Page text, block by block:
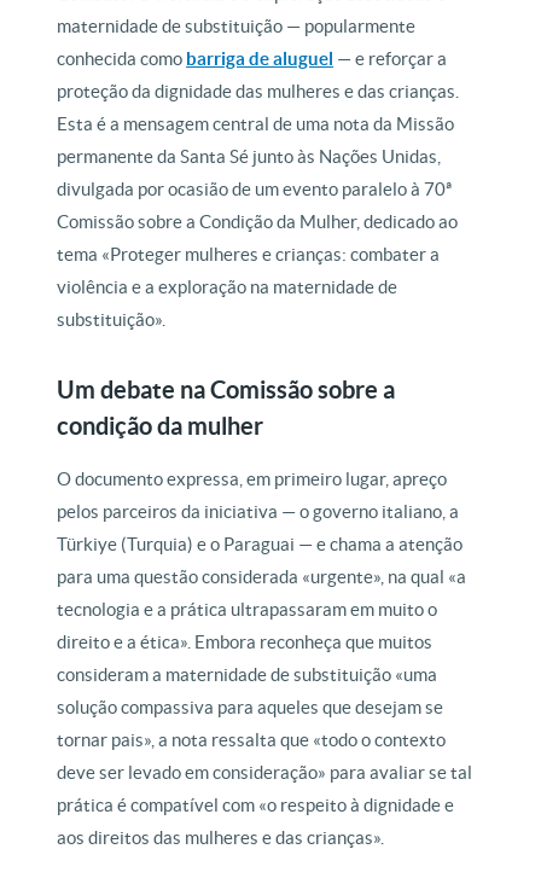
maternidade de substituição — popularmente
conhecida como barriga de aluguel — e reforçar a
proteção da dignidade das mulheres e das crianças.
Esta é a mensagem central de uma nota da Missão
permanente da Santa Sé junto às Nações Unidas,
divulgada por ocasião de um evento paralelo à 70ª
Comissão sobre a Condição da Mulher, dedicado ao
tema «Proteger mulheres e crianças: combater a
violência e a exploração na maternidade de
substituição».
Um debate na Comissão sobre a
condição da mulher
O documento expressa, em primeiro lugar, apreço
pelos parceiros da iniciativa — o governo italiano, a
Türkiye (Turquia) e o Paraguai — e chama a atenção
para uma questão considerada «urgente», na qual «a
tecnologia e a prática ultrapassaram em muito o
direito e a ética». Embora reconheça que muitos
consideram a maternidade de substituição «uma
solução compassiva para aqueles que desejam se
tornar pais», a nota ressalta que «todo o contexto
deve ser levado em consideração» para avaliar se tal
prática é compatível com «o respeito à dignidade e
aos direitos das mulheres e das crianças».